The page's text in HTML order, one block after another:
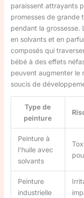
paraissent attrayants
promesses de grande
pendant la grossesse.
en solvants et en
composés qui
bébé à des effets
peuvent augmenter le
soucis de
Type de
peinture
Peinture à
l’huile avec
solvants
Peinture
industrielle